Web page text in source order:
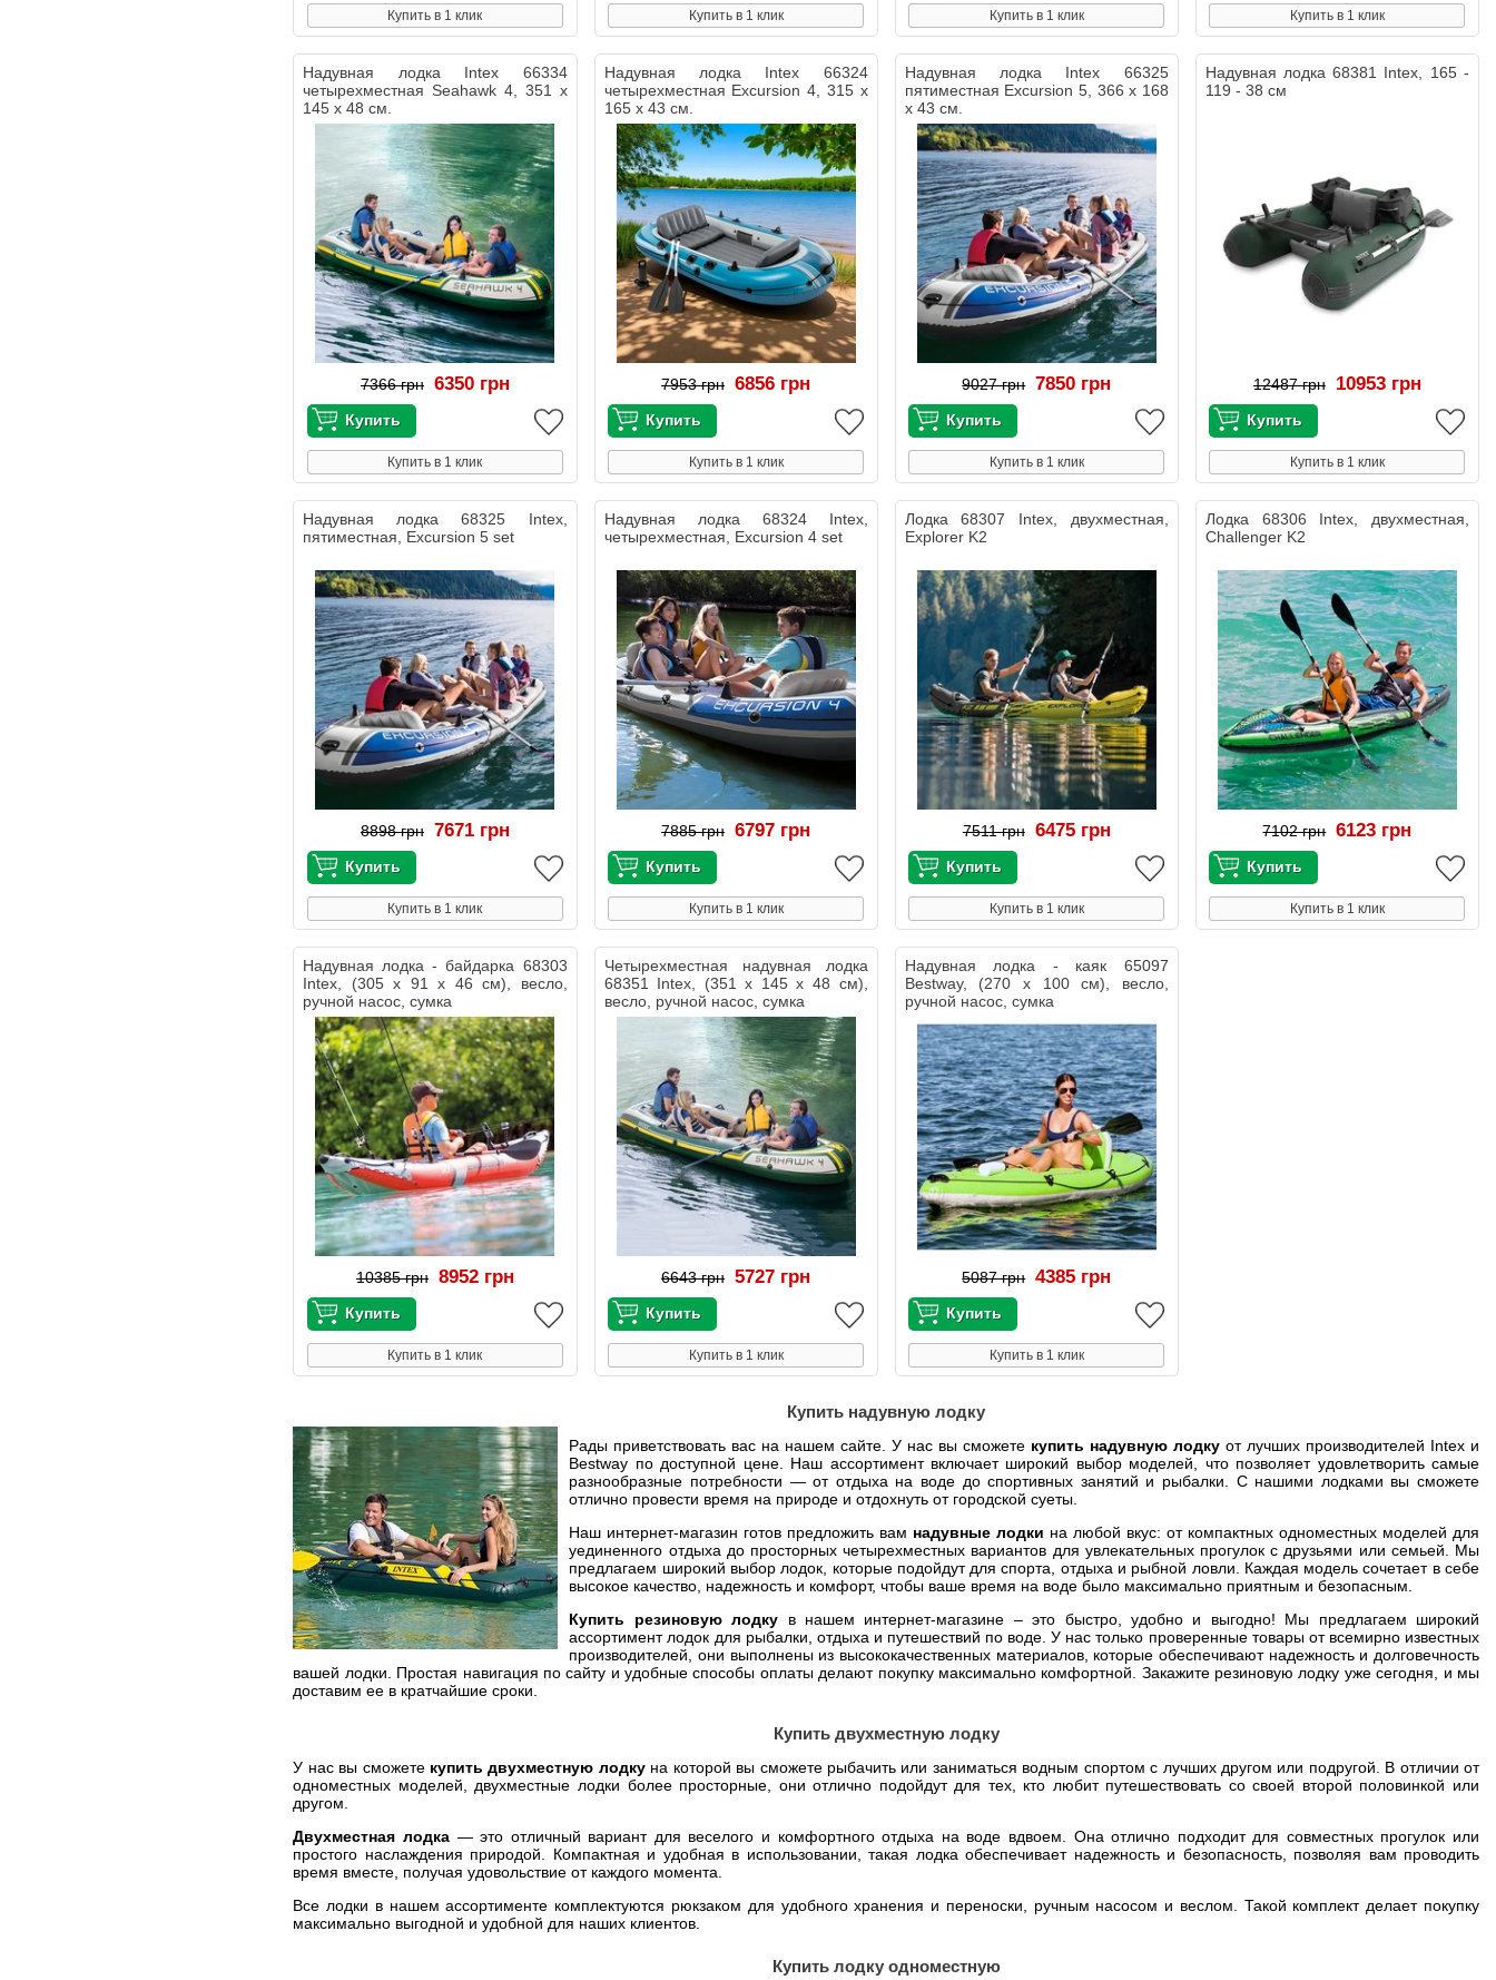
Купить в 1 клик Купить в 1 клик Купить в 1 клик Купить в 1 клик
Надувная лодка Intex 66334
четырехместная Seahawk 4, 351 х
145 х 48 см.
7366 грн 6350 грн
Купить в 1 клик
Надувная лодка Intex 66324
четырехместная Excursion 4, 315 х
165 х 43 см.
7953 грн 6856 грн
Купить в 1 клик
Надувная лодка Intex 66325
пятиместная Excursion 5, 366 х 168
х 43 см.
9027 грн 7850 грн
Купить в 1 клик
Надувная лодка 68381 Intex, 165 -
119 - 38 см
12487 грн 10953 грн
Купить в 1 клик
Надувная лодка 68325 Intex,
пятиместная, Excursion 5 set
8898 грн 7671 грн
Купить в 1 клик
Надувная лодка 68324 Intex,
четырехместная, Excursion 4 set
7885 грн 6797 грн
Купить в 1 клик
Лодка 68307 Intex, двухместная,
Explorer K2
7511 грн 6475 грн
Купить в 1 клик
Лодка 68306 Intex, двухместная,
Challenger K2
7102 грн 6123 грн
Купить в 1 клик
Надувная лодка - байдарка 68303
Intex, (305 х 91 х 46 см), весло,
ручной насос, сумка
10385 грн 8952 грн
Купить в 1 клик
Четырехместная надувная лодка
68351 Intex, (351 х 145 х 48 см),
весло, ручной насос, сумка
6643 грн 5727 грн
Купить в 1 клик
Надувная лодка - каяк 65097
Bestway, (270 х 100 см), весло,
ручной насос, сумка
5087 грн 4385 грн
Купить в 1 клик
Купить надувную лодку
Рады приветствовать вас на нашем сайте. У нас вы сможете купить надувную лодку от лучших производителей Intex и
Bestway по доступной цене. Наш ассортимент включает широкий выбор моделей, что позволяет удовлетворить самые
разнообразные потребности — от отдыха на воде до спортивных занятий и рыбалки. С нашими лодками вы сможете
отлично провести время на природе и отдохнуть от городской суеты.
Наш интернет-магазин готов предложить вам надувные лодки на любой вкус: от компактных одноместных моделей для
уединенного отдыха до просторных четырехместных вариантов для увлекательных прогулок с друзьями или семьей. Мы
предлагаем широкий выбор лодок, которые подойдут для спорта, отдыха и рыбной ловли. Каждая модель сочетает в себе
высокое качество, надежность и комфорт, чтобы ваше время на воде было максимально приятным и безопасным.
Купить резиновую лодку в нашем интернет-магазине – это быстро, удобно и выгодно! Мы предлагаем широкий
ассортимент лодок для рыбалки, отдыха и путешествий по воде. У нас только проверенные товары от всемирно известных
производителей, они выполнены из высококачественных материалов, которые обеспечивают надежность и долговечность
вашей лодки. Простая навигация по сайту и удобные способы оплаты делают покупку максимально комфортной. Закажите резиновую лодку уже сегодня, и мы
доставим ее в кратчайшие сроки.
Купить двухместную лодку
У нас вы сможете купить двухместную лодкуна которой вы сможете рыбачить или заниматься водным спортом с лучших другом или подругой. В отличии от
одноместных моделей, двухместные лодки более просторные, они отлично подойдут для тех, кто любит путешествовать со своей второй половинкой или
другом.
Двухместная лодка— это отличный вариант для веселого и комфортного отдыха на воде вдвоем. Она отлично подходит для совместных прогулок или
простого наслаждения природой. Компактная и удобная в использовании, такая лодка обеспечивает надежность и безопасность, позволяя вам проводить
время вместе, получая удовольствие от каждого момента.
Все лодки в нашем ассортименте комплектуются рюкзаком для удобного хранения и переноски, ручным насосом и веслом. Такой комплект делает покупку
максимально выгодной и удобной для наших клиентов.
Купить лодку одноместную